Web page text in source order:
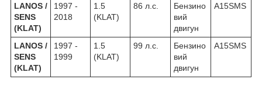
LANOS /
SENS
(KLAT)
1997 -
2018
1.5
(KLAT)
86 л.с.
Бензино
вий
двигун
A15SMS
LANOS /
SENS
(KLAT)
1997 -
1999
1.5
(KLAT)
99 л.с.
Бензино
вий
двигун
A15SMS